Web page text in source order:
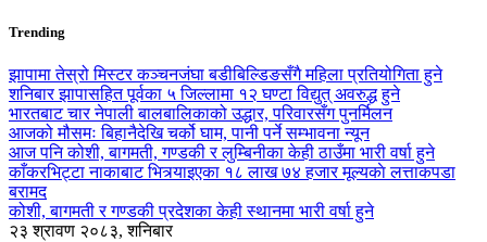
Trending
झापामा तेस्रो मिस्टर कञ्चनजंघा बडीबिल्डिङसँगै महिला प्रतियोगिता हुने
शनिबार झापासहित पूर्वका ५ जिल्लामा १२ घण्टा विद्युत् अवरुद्ध हुने
भारतबाट चार नेपाली बालबालिकाको उद्धार, परिवारसँग पुनर्मिलन
आजको मौसमः बिहानैदेखि चर्को घाम, पानी पर्ने सम्भावना न्यून
आज पनि कोशी, बागमती, गण्डकी र लुम्बिनीका केही ठाउँमा भारी वर्षा हुने
काँकरभिट्टा नाकाबाट भित्र्याइएका १८ लाख ७४ हजार मूल्यकाे लत्ताकपडा
बरामद
कोशी, बागमती र गण्डकी प्रदेशका केही स्थानमा भारी वर्षा हुने
२३ श्रावण २०८३, शनिबार